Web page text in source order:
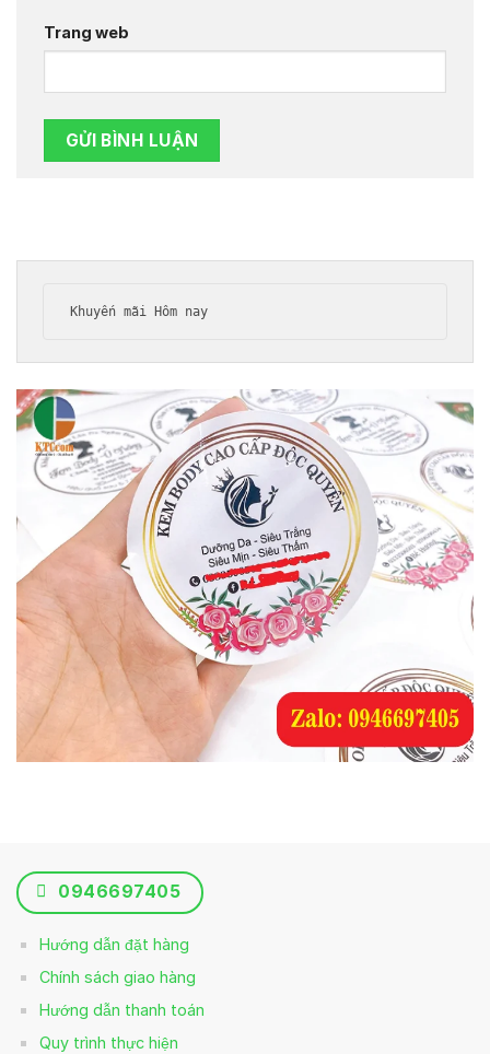
Khuyến mãi Hôm nay
Trang web
0946697405
Hướng dẫn đặt hàng
Chính sách giao hàng
Hướng dẫn thanh toán
Quy trình thực hiện